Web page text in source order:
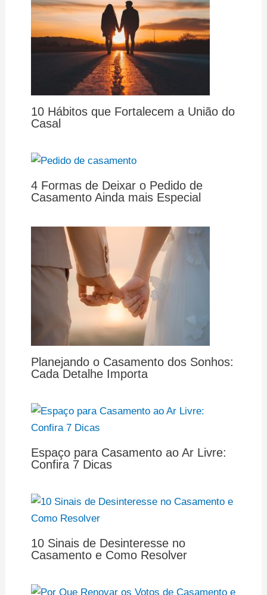
10 Hábitos que Fortalecem a União do
Casal
4 Formas de Deixar o Pedido de
Casamento Ainda mais Especial
Planejando o Casamento dos Sonhos:
Cada Detalhe Importa
Espaço para Casamento ao Ar Livre:
Confira 7 Dicas
10 Sinais de Desinteresse no
Casamento e Como Resolver